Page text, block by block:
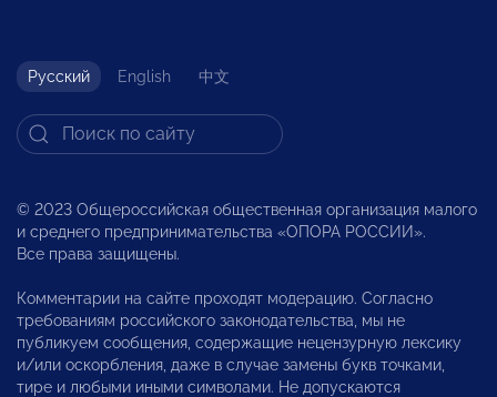
Русский English 中文
© 2023 Общероссийская общественная организация малого
и среднего предпринимательства «ОПОРА РОССИИ».
Все права защищены.
Комментарии на сайте проходят модерацию. Согласно
требованиям российского законодательства, мы не
публикуем сообщения, содержащие нецензурную лексику
и/или оскорбления, даже в случае замены букв точками,
тире и любыми иными символами. Не допускаются